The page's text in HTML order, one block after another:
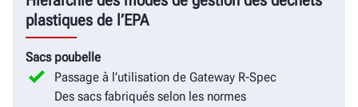
plastiques de l’EPA
Sacs poubelle
Passage à l’utilisation de Gateway R-Spec
Des sacs fabriqués selon les normes